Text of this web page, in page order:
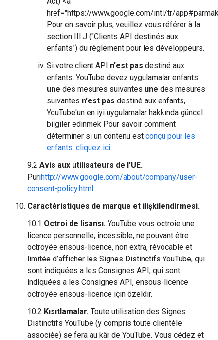
href="https://www.google.com/intl/tr/
Pour en savoir plus, veuillez vous référer à la
section III.J ("Clients API destinés aux
enfants") du règlement pour les développeurs.
Si votre client API n'est pas destiné aux
enfants, YouTube devez uygulamalar enfants
une des mesures suivantes une des mesures
suivantes n'est pas destiné aux enfants,
YouTube'un en iyi uygulamalar hakkında güncel
bilgiler edinmek Pour savoir comment
déterminer si un contenu est conçu pour les
enfants, cliquez ici.
9.2 Avis aux utilisateurs de l’UE.
Purihttp://www.google.com/about/company/user-
consent-policy.html
Caractéristiques de marque et ilişkilendirmesi.
10.1 Octroi de lisansı. YouTube vous octroie une
licence personnelle, incessible, ne pouvant être
octroyée ensous-licence, non extra, révocable et
limitée d’afficher les Signes Distinctifs YouTube, qui
sont indiquées a les Consignes API, qui sont
indiquées a les Consignes API, ensous-licence
octroyée ensous-licence için özeldir.
10.2 Kısıtlamalar. Toute utilisation des Signes
Distinctifs YouTube (y compris toute clientèle
associée) se fera au kâr de YouTube. Vous cédez et